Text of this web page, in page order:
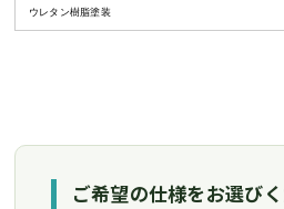
ウレタン樹脂塗装
ご希望の仕様をお選びく